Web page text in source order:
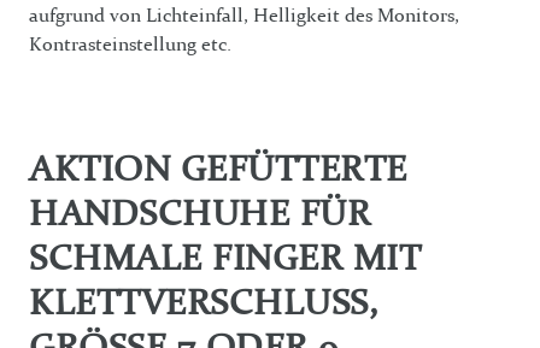
aufgrund von Lichteinfall, Helligkeit des Monitors,
Kontrasteinstellung etc.
AKTION GEFÜTTERTE
HANDSCHUHE FÜR
SCHMALE FINGER MIT
KLETTVERSCHLUSS,